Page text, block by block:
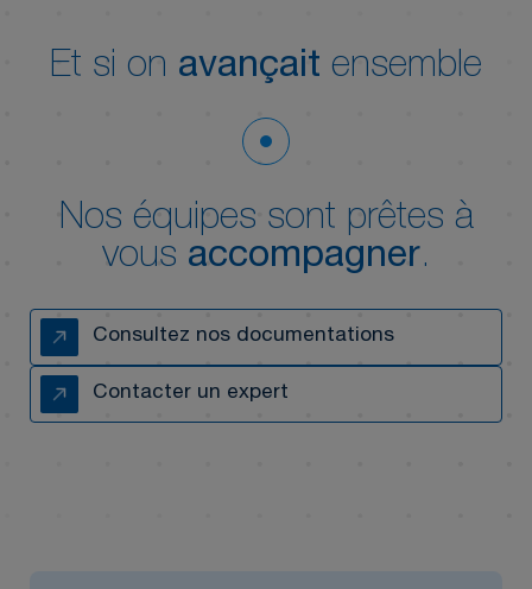
Et si on avançait ensemble
Nos équipes sont prêtes à
vous accompagner.
Consultez nos documentations
Contacter un expert